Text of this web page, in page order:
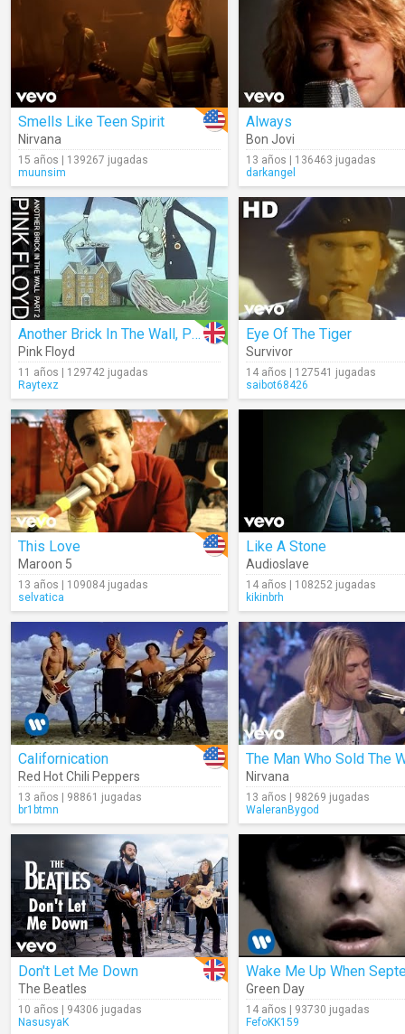
Smells Like Teen Spirit
Nirvana
15 años | 139267 jugadas
muunsim
Always
Bon Jovi
13 años | 136463 jugadas
darkangel
Another Brick In The Wall, Part Two
Pink Floyd
11 años | 129742 jugadas
Raytexz
Eye Of The Tiger
Survivor
14 años | 127541 jugadas
saibot68426
This Love
Maroon 5
13 años | 109084 jugadas
selvatica
Like A Stone
Audioslave
14 años | 108252 jugadas
kikinbrh
Californication
Red Hot Chili Peppers
13 años | 98861 jugadas
br1btmn
Nirvana
13 años | 98269 jugadas
WaleranBygod
Don't Let Me Down
The Beatles
10 años | 94306 jugadas
NasusyaK
Green Day
14 años | 93730 jugadas
FefoKK159